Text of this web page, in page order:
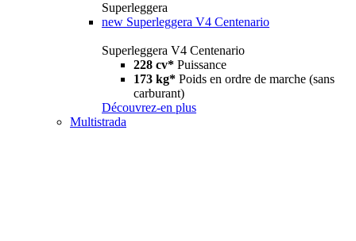
Superleggera
new Superleggera V4 Centenario
Superleggera V4 Centenario
228 cv* Puissance
173 kg* Poids en ordre de marche (sans
carburant)
Découvrez-en plus
Multistrada